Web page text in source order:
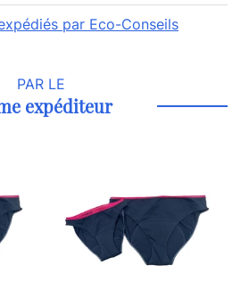
par Eco-Conseils
PAR LE
expéditeur